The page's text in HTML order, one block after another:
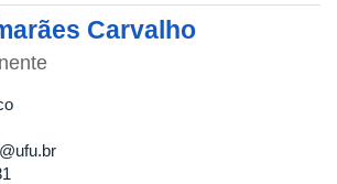
Carvalho